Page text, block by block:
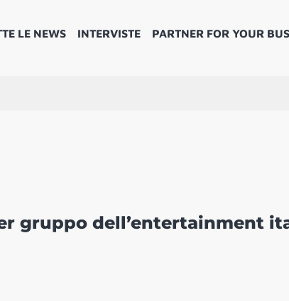
LE NEWS INTERVISTE PARTNER FOR YOUR
gruppo dell’entertainment